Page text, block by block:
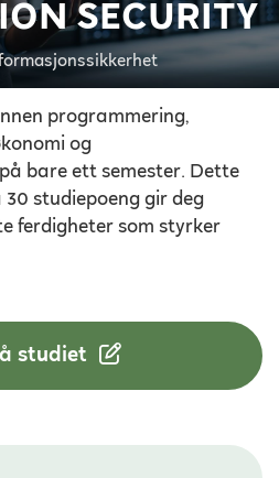
SECURITY
programmering,
og
bare ett semester. Dette
studiepoeng gir deg
ferdigheter som styrker
studiet